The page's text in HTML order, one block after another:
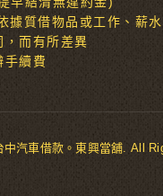
據質借物品或工作、薪
，而有所差異
手續費
汽車借款。東興當舖. All